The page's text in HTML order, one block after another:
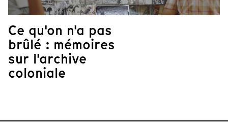
Ce qu'on n'a pas
brûlé : mémoires
sur l'archive
coloniale